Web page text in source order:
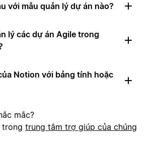
với mẫu quản lý dự án nào?
lý các dự án Agile trong
Notion với bảng tính hoặc
mắc?
trong trung tâm trợ giúp của chúng